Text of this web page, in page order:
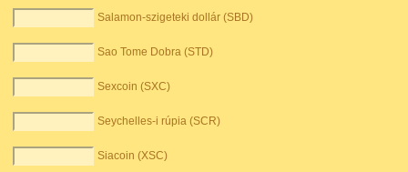
Salamon-szigeteki dollár (SBD)
Sao Tome Dobra (STD)
Sexcoin (SXC)
Seychelles-i rúpia (SCR)
Siacoin (XSC)